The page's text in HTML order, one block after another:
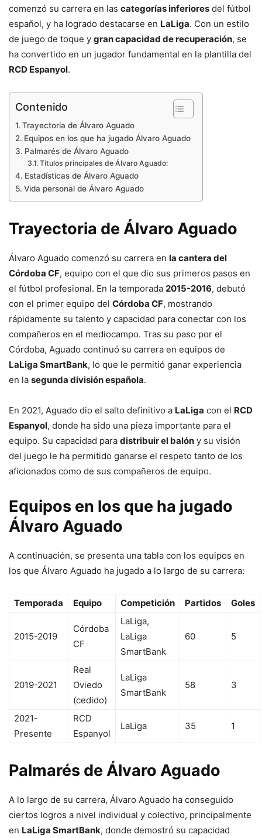
comenzó su carrera en las categorías inferiores del fútbol
español, y ha logrado destacarse en LaLiga. Con un estilo
de juego de toque y gran capacidad de recuperación, se
ha convertido en un jugador fundamental en la plantilla del
RCD Espanyol.
Contenido
Trayectoria de Álvaro Aguado
Equipos en los que ha jugado Álvaro Aguado
Palmarés de Álvaro Aguado
Títulos principales de Álvaro Aguado:
Estadísticas de Álvaro Aguado
Vida personal de Álvaro Aguado
Trayectoria de Álvaro Aguado
Álvaro Aguado comenzó su carrera en la cantera del
Córdoba CF, equipo con el que dio sus primeros pasos en
el fútbol profesional. En la temporada 2015-2016, debutó
con el primer equipo del Córdoba CF, mostrando
rápidamente su talento y capacidad para conectar con los
compañeros en el mediocampo. Tras su paso por el
Córdoba, Aguado continuó su carrera en equipos de
LaLiga SmartBank, lo que le permitió ganar experiencia
en la segunda división española.
En 2021, Aguado dio el salto definitivo a LaLiga con el RCD
Espanyol, donde ha sido una pieza importante para el
equipo. Su capacidad para distribuir el balón y su visión
del juego le ha permitido ganarse el respeto tanto de los
aficionados como de sus compañeros de equipo.
Equipos en los que ha jugado
Álvaro Aguado
A continuación, se presenta una tabla con los equipos en
los que Álvaro Aguado ha jugado a lo largo de su carrera:
Temporada Equipo Competición Partidos Goles
2015-2019
Córdoba
CF
LaLiga,
LaLiga
SmartBank
60 5
2019-2021
Real
Oviedo
(cedido)
LaLiga
SmartBank
58 3
2021-
Presente
RCD
Espanyol
LaLiga 35 1
Palmarés de Álvaro Aguado
A lo largo de su carrera, Álvaro Aguado ha conseguido
ciertos logros a nivel individual y colectivo, principalmente
en LaLiga SmartBank, donde demostró su capacidad